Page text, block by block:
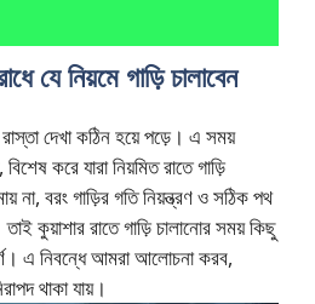
যে নিয়মে গাড়ি চালাবেন
দেখা কঠিন হয়ে পড়ে। এ সময়
করে যারা নিয়মিত রাতে গাড়ি
না, বরং গাড়ির গতি নিয়ন্ত্রণ ও সঠিক পথ
কুয়াশার রাতে গাড়ি চালানোর সময় কিছু
এ নিবন্ধে আমরা আলোচনা করব,
থাকা যায়।